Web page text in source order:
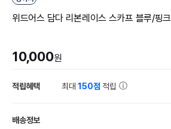
위드어스 담다 리본레이스 스카프 블루/핑크
10,000원
적립혜택 최대150점 적립
배송정보